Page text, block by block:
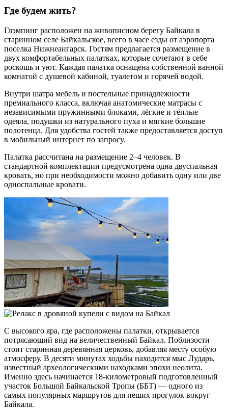
Где будем жить?
Глэмпинг расположен на живописном берегу Байкала в
старинном селе Байкальское, всего в часе езды от аэропорта
поселка Нижнеангарск. Гостям предлагается размещение в
двух комфортабельных палатках, которые сочетают в себе
роскошь и уют. Каждая палатка оснащена собственной ванной
комнатой с душевой кабиной, туалетом и горячей водой.
Внутри шатра мебель и постельные принадлежности
премиального класса, включая анатомические матрасы с
независимыми пружинными блоками, лёгкие и тёплые
одеяла, подушки из натурального пуха и мягкие большие
полотенца. Для удобства гостей также предоставляется доступ
в мобильный интернет по запросу.
Палатка рассчитана на размещение 2–4 человек. В
стандартной комплектации предусмотрена одна двуспальная
кровать, но при необходимости можно добавить одну или две
односпальные кровати.
С высокого яра, где расположены палатки, открывается
потрясающий вид на величественный Байкал. Поблизости
стоит старинная деревянная церковь, добавляя месту особую
атмосферу. В десяти минутах ходьбы находится мыс Лударь,
известный археологическими находками эпохи неолита.
Именно здесь начинается 18-километровый подготовленный
участок Большой Байкальской Тропы (ББТ) — одного из
самых популярных маршрутов для пеших прогулок вокруг
Байкала.